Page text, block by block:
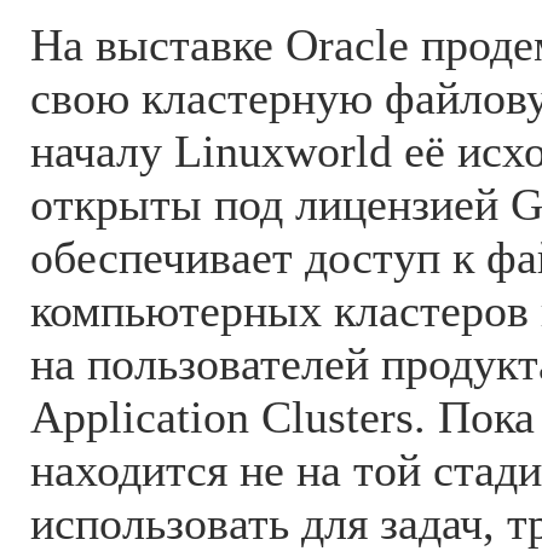
На выставке Oracle
свою кластерную
началу Linuxworld её
открыты под лицензией
обеспечивает доступ к
компьютерных
на пользователей
Application Clusters. Пока
находится не на той
использовать для задач,